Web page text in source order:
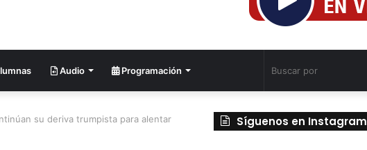
Audio Programación
su deriva trumpista para alentar
Síguenos en Instagram